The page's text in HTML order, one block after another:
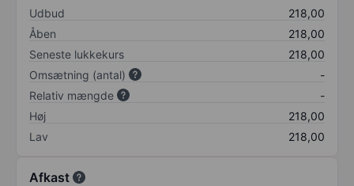
Udbud
218,00
Åben
218,00
Seneste lukkekurs
218,00
Omsætning (antal)
-
Relativ mængde
-
Høj
218,00
Lav
218,00
Afkast